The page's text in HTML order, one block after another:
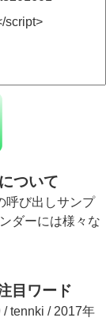
ついて
呼び出しサンプ
ダーには様々な
目ワード
tennki / 2017年